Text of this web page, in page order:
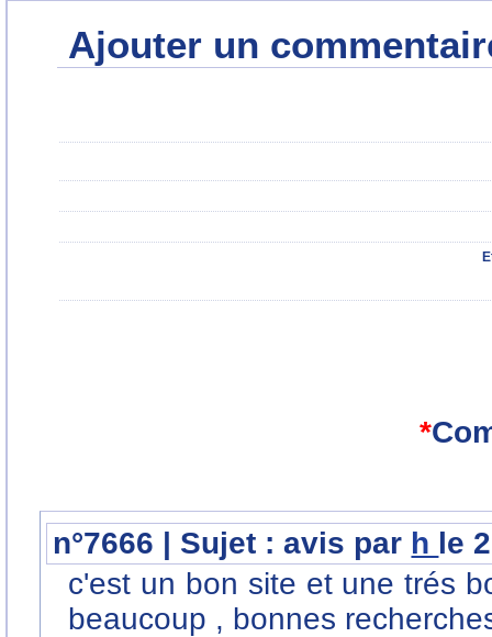
Ajouter un
*
n°7666 | Sujet : avis par h le
c'est un bon site et une trés
beaucoup , bonnes